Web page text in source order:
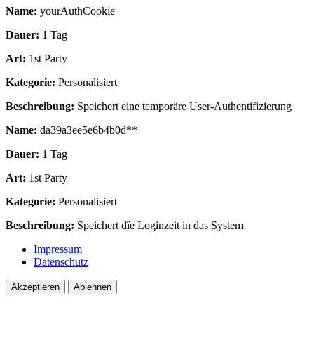
Name: yourAuthCookie
Dauer: 1 Tag
Art: 1st Party
Kategorie: Personalisiert
Beschreibung: Speichert eine temporäre User-Authentifizierung
Name: da39a3ee5e6b4b0d**
Dauer: 1 Tag
Art: 1st Party
Kategorie: Personalisiert
Beschreibung: Speichert dîe Loginzeit in das System
Impressum
Datenschutz
Akzeptieren Ablehnen